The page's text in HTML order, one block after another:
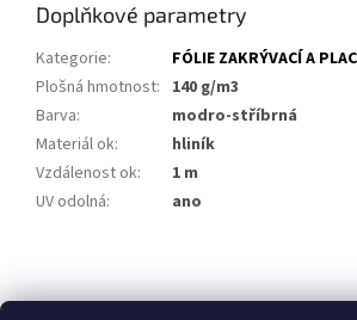
Doplňkové parametry
Kategorie:
FÓLIE ZAKRÝVACÍ A
Plošná hmotnost: 140 g/m3
Barva:
modro-stříbrná
Materiál ok:
hliník
Vzdálenost ok:
1 m
UV odolná: ano
á